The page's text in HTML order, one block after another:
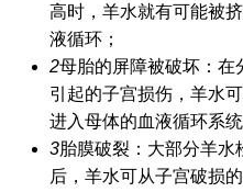
高时，羊水就有可能被
液循环；
2母胎的屏障被破坏：在
引起的子宫损伤，羊水
进入母体的血液循环系
3胎膜破裂：大部分羊水
后，羊水可从子宫破损